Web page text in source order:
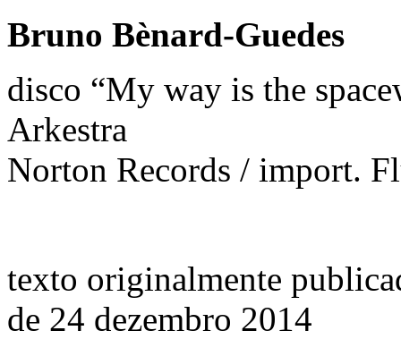
Bruno Bènard-Guedes
disco “My way is the
Arkestra
Norton Records / import.
texto originalmente
de 24 dezembro 2014